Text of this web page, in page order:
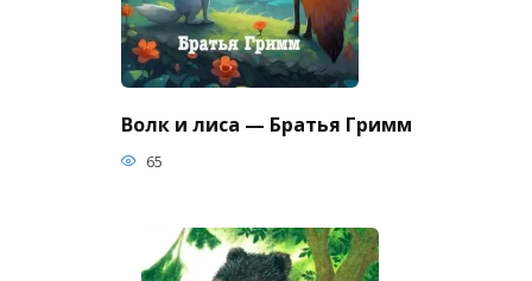
Волк и лиса — Братья Гримм
65